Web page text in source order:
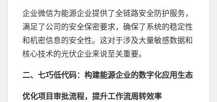
企业微信为能源企业提供了全链路安全防护服务，
满足了公司的安全保密要求，确保了系统的稳定性
和机密信息的安全性。这对于涉及大量敏感数据和
核心技术的光伏企业来说至关重要。
二、七巧低代码：构建能源企业的数字化应用生态
优化项目审批流程，提升工作流周转效率